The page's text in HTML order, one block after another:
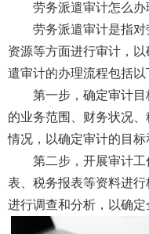
劳务派遣审计怎么办
劳务派遣审计是指对
资源等方面进行审计，
遣审计的办理流程包括以
第一步，确定审计目
的业务范围、财务状况
情况，以确定审计的目标
第二步，开展审计工
表、税务报表等资料进
进行调查和分析，以确定